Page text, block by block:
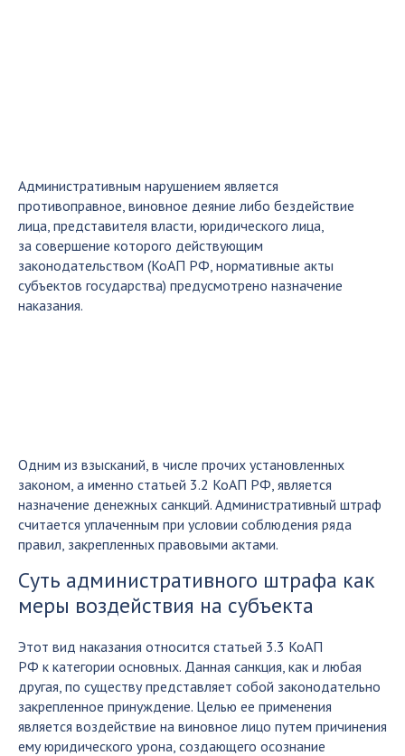
Административным нарушением является
противоправное, виновное деяние либо бездействие
лица, представителя власти, юридического лица,
за совершение которого действующим
законодательством (КоАП РФ, нормативные акты
субъектов государства) предусмотрено назначение
наказания.
Одним из взысканий, в числе прочих установленных
законом, а именно статьей 3.2 КоАП РФ, является
назначение денежных санкций. Административный штраф
считается уплаченным при условии соблюдения ряда
правил, закрепленных правовыми актами.
Суть административного штрафа как
меры воздействия на субъекта
Этот вид наказания относится статьей 3.3 КоАП
РФ к категории основных. Данная санкция, как и любая
другая, по существу представляет собой законодательно
закрепленное принуждение. Целью ее применения
является воздействие на виновное лицо путем причинения
ему юридического урона, создающего осознание